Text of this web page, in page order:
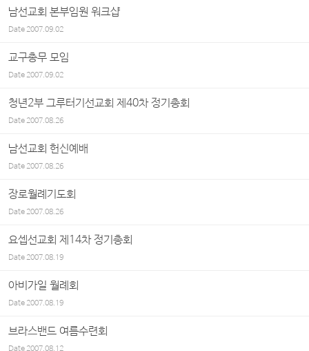
남선교회 본부임원 워크샵
Date2007.09.02
교구총무 모임
Date2007.09.02
청년2부 그루터기선교회 제40차 정기총회
Date2007.08.26
남선교회 헌신예배
Date2007.08.26
장로월례기도회
Date2007.08.26
요셉선교회 제14차 정기총회
Date2007.08.19
아비가일 월례회
Date2007.08.19
브라스밴드 여름수련회
Date2007.08.12